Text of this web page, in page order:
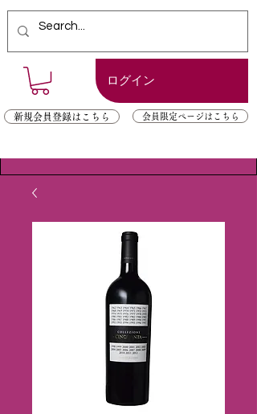
ログイン
新規会員登録はこちら 会員限定ページはこちら